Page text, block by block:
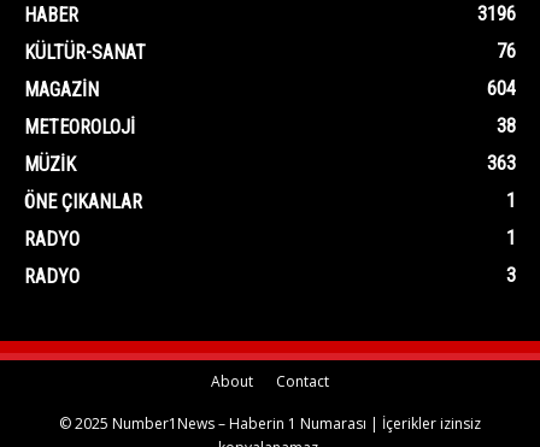
HABER
3196
KÜLTÜR-SANAT
76
MAGAZIN
604
METEOROLOJI
38
MÜZIK
363
ÖNE ÇIKANLAR
1
RADYO
1
RADYO
3
About Contact
© 2025 Number1News – Haberin 1 Numarası | İçerikler izinsiz